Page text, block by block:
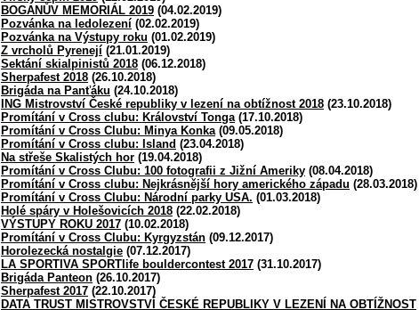
BOGANŮV MEMORIÁL 2019 (04.02.2019)
Pozvánka na ledolezení (02.02.2019)
Pozvánka na Výstupy roku (01.02.2019)
Z vrcholů Pyrenejí (21.01.2019)
Sektání skialpinistů 2018 (06.12.2018)
Sherpafest 2018 (26.10.2018)
Brigáda na Panťáku (24.10.2018)
ING Mistrovství České republiky v lezení na obtížnost 2018 (23.10.2018)
Promítání v Cross clubu: Království Tonga(17.10.2018)
Promítání v Cross Clubu: Minya Konka(09.05.2018)
Promítání v Cross clubu: Island (23.04.2018)
Na střeše Skalistých hor (19.04.2018)
Promítání v Cross Clubu: 100 fotografii z Jižní Ameriky (08.04.2018)
Promítání v Cross clubu: Nejkrásnější hory amerického západu (28.03.2018)
Promítání v Cross Clubu: Národní parky USA. (01.03.2018)
Holé spáry v Holešovicích 2018 (22.02.2018)
VÝSTUPY ROKU 2017 (10.02.2018)
Promítání v Cross Clubu: Kyrgyzstán (09.12.2017)
Horolezecká nostalgie (07.12.2017)
LA SPORTIVA SPORTlife bouldercontest 2017 (31.10.2017)
Brigáda Panteon (26.10.2017)
Sherpafest 2017 (22.10.2017)
DATA TRUST MISTROVSTVÍ ČESKÉ REPUBLIKY V LEZENÍ NA OBTÍŽNOST